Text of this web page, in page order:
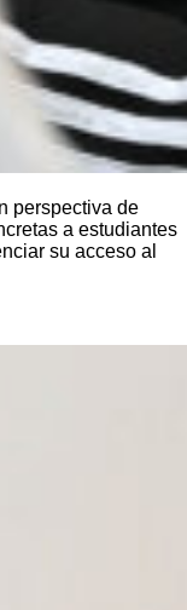
perspectiva de
a estudiantes
su acceso al